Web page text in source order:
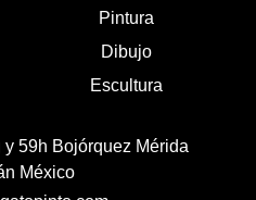
Pintura
Dibujo
Escultura
59h Bojórquez Mérida
México